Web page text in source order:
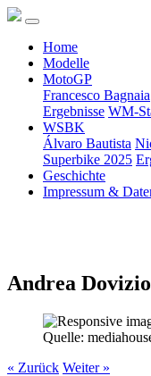
Home
Modelle
MotoGP
Francesco Bagnaia
Ergebnisse WM-
WSBK
Álvaro Bautista
Superbike 2025
Geschichte
Impressum &
Andrea
Quelle:
« Zurück Weiter »